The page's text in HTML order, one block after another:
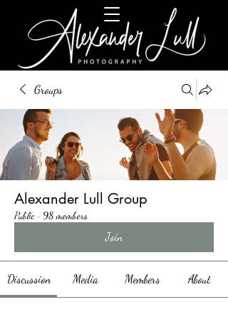
Groups
Alexander Lull Group
Public · 98 members
Join
Discussion Media Members About